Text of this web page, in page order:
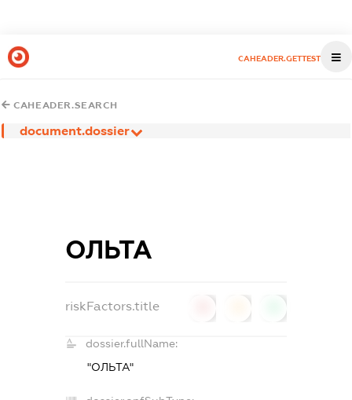
CAHEADER.GETTEST
CAHEADER.SEARCH
document.dossier
ОЛЬТА
riskFactors.title
dossier.fullName:
"ОЛЬТА"